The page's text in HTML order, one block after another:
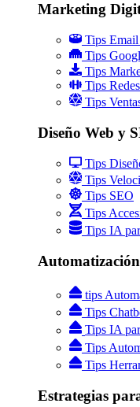
Marketing
Tips
Tips
Tips
Tips
Tips
Diseño Web y
Tips
Tips
Tips SEO
Tips
Tips IA
tips
Tips
Tips IA
Tips
Tips
Estrategias